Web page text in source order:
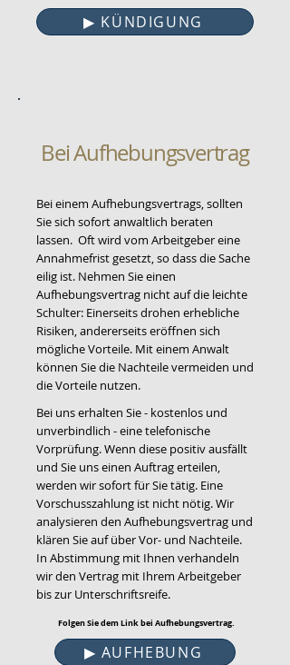
▶︎ KÜNDIGUNG
BeiAufhebungsvertrag
Bei einem Aufhebungsvertrags, sollten
Sie sich sofort anwaltlich beraten
lassen. Oft wird vom Arbeitgeber eine
Annahmefrist gesetzt, so dass die Sache
eilig ist. Nehmen Sie einen
Aufhebungsvertrag nicht auf die leichte
Schulter: Einerseits drohen erhebliche
Risiken, andererseits eröffnen sich
mögliche Vorteile. Mit einem Anwalt
können Sie die Nachteile vermeiden und
die Vorteile nutzen.
Bei uns erhalten Sie - kostenlos und
unverbindlich - eine telefonische
Vorprüfung. Wenn diese positiv ausfällt
und Sie uns einen Auftrag erteilen,
werden wir sofort für Sie tätig. Eine
Vorschusszahlung ist nicht nötig. Wir
analysieren den Aufhebungsvertrag und
klären Sie auf über Vor- und Nachteile.
In Abstimmung mit Ihnen verhandeln
wir den Vertrag mit Ihrem Arbeitgeber
bis zur Unterschriftsreife.
Folgen Sie dem Link bei Aufhebungsvertrag.
▶︎ AUFHEBUNG